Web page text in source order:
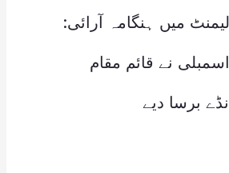
میں ہنگامہ آرائی:
نے قائم مقام
برسا دیے